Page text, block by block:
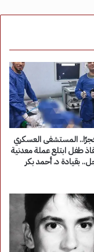
فجرًا.. المستشفى العسكري
طفل ابتلع عملة معدنية
بقيادة د. أحمد بكر